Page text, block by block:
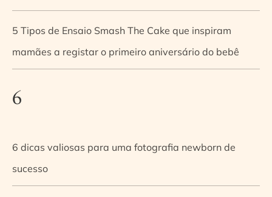
5 Tipos de Ensaio Smash The Cake que inspiram
mamães a registar o primeiro aniversário do bebê
6
6 dicas valiosas para uma fotografia newborn de
sucesso